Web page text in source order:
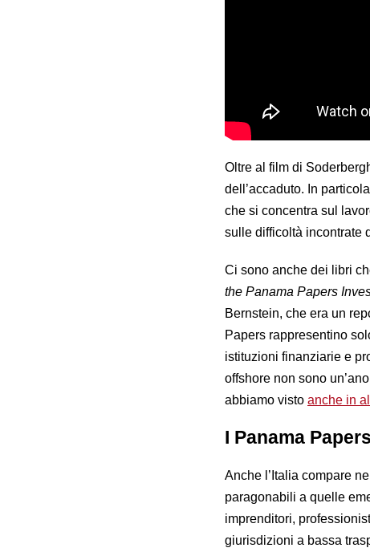
Oltre al film di
dell’accaduto. In
che si concentra sul
sulle difficoltà incontrate
Ci sono anche dei libri
the Panama Papers
Bernstein, che era un
Papers rappresentino
istituzioni finanziarie e
offshore non sono
abbiamo visto anche in
I Panama
Anche l’Italia compare
paragonabili a quelle
imprenditori,
giurisdizioni a bassa